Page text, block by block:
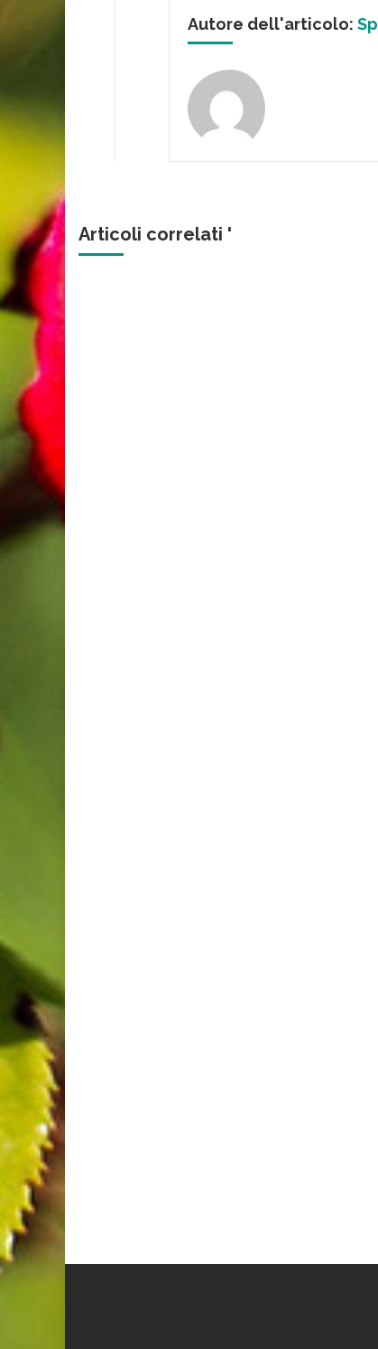
Autore dell'articolo:
Articoli correlati '